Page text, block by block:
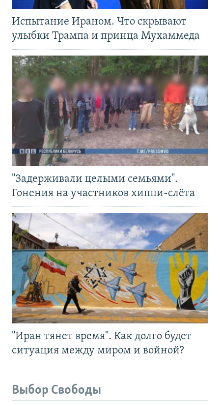
Испытание Ираном. Что скрывают
улыбки Трампа и принца Мухаммеда
"Задерживали целыми семьями".
Гонения на участников хиппи-слёта
"Иран тянет время". Как долго будет
ситуация между миром и войной?
Выбор Свободы